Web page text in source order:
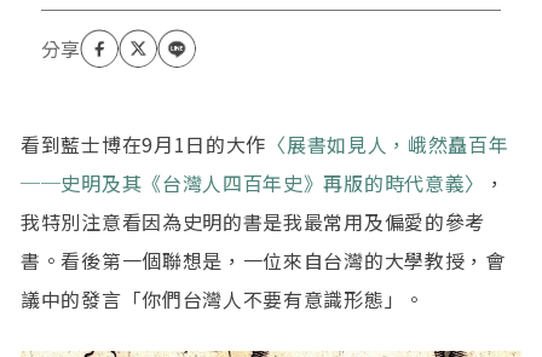
及繼續教育醫學部主任。2006年8月退休擔任名譽教
授。在專業領域之外，特別關懷臺灣的歷史文化，尤
其是醫學史、醫學人物故事、教育、人文及客家文化
Marquis Who’s Who in America 等殊榮。 除專業
著作外，尚有《府城醫學史開講》、《早期留學歐美
的臺灣醫界人士》、《從醫界看早期臺灣與歐美的交
流》、《看臺灣文學寫臺美人文學》、《臺灣熱帶醫
學人物》等文史著作。
看到藍士博在9月1日的大作 〈展書如見人，峨然矗百年
──史明及其《台灣人四百年史》再版的時代意義〉
，
我特別注意看因為史明的書是我最常用及偏愛的參考
書。看後第一個聯想是，一位來自台灣的大學教授，會
議中的發言「你們台灣人不要有意識形態」。